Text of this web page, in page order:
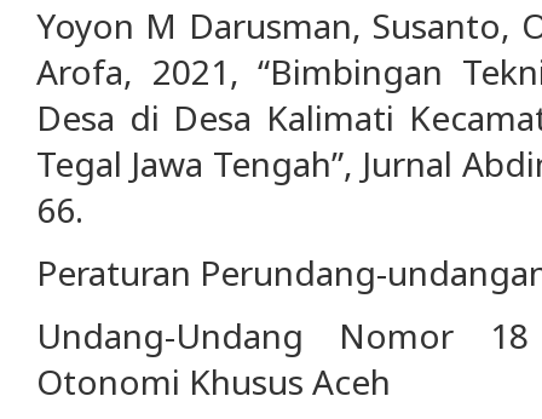
Yoyon M Darusman, Susanto,
Arofa, 2021, “Bimbingan
Desa di Desa Kalimati
Tegal Jawa Tengah”, Jurnal
66.
Peraturan Perundang-
Undang-Undang Nomor
Otonomi Khusus Aceh